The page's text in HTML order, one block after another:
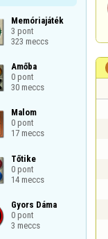
Memóriajáték
3 pont
323 meccs
Amőba
0 pont
30 meccs
Malom
0 pont
17 meccs
Tőtike
0 pont
14 meccs
Gyors Dáma
0 pont
3 meccs